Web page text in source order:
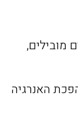
מובילים,
ל-2486* והפכו גם אתם לחלק ממהפכת האנרגיה